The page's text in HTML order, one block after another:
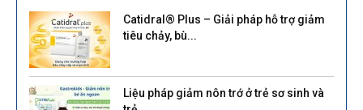
Catidral® Plus – Giải pháp hỗ trợ giảm
tiêu chảy, bù...
Liệu pháp giảm nôn trớ ở trẻ sơ sinh và